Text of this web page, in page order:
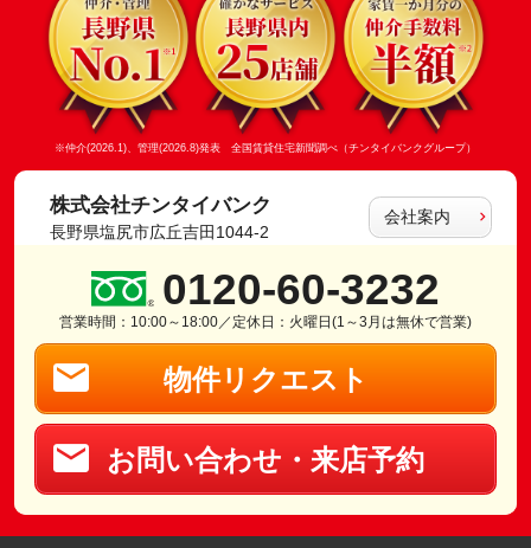
※仲介(2026.1)、管理(2026.8)発表 全国賃貸住宅新聞調べ（チンタイバンクグループ）
株式会社チンタイバンク
長野県塩尻市広丘吉田1044-2
会社案内
0120-60-3232
営業時間：10:00～18:00／定休日：火曜日(1～3月は無休で営業)
物件リクエスト
お問い合わせ・来店予約